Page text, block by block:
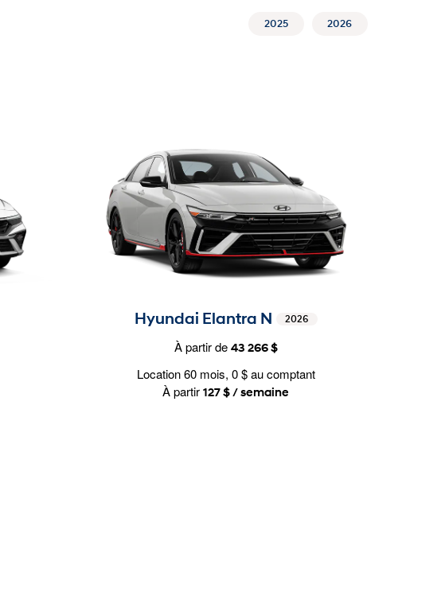
2025 2026
Hyundai Elantra N 2026
À partir de 43 266 $
Location 60 mois, 0 $ au comptant
À partir127 $ / semaine